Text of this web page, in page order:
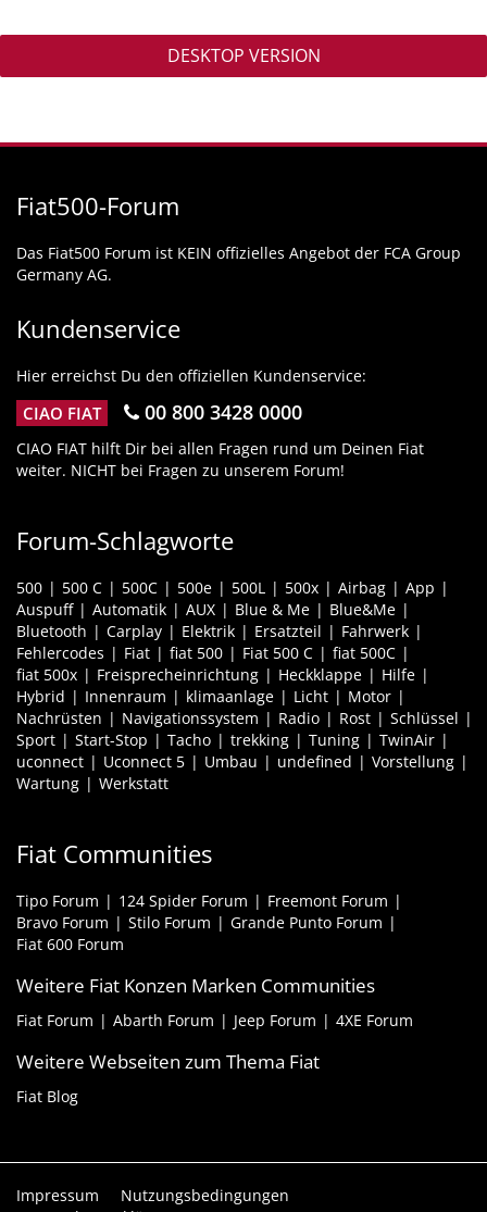
DESKTOP VERSION
Fiat500-Forum
Das Fiat500 Forum ist KEIN offizielles Angebot der FCA Group
Germany AG.
Kundenservice
Hier erreichst Du den offiziellen Kundenservice:
CIAO FIAT 00 800 3428 0000
CIAO FIAT hilft Dir bei allen Fragen rund um Deinen Fiat
weiter. NICHT bei Fragen zu unserem Forum!
Forum-Schlagworte
500 500 C 500C 500e 500L 500x Airbag
App
Auspuff
Automatik AUX Blue & Me
Blue&Me
Bluetooth
Carplay Elektrik Ersatzteil
Fahrwerk
Fehlercodes
Fiat fiat 500 Fiat 500 C
fiat 500C
fiat 500x
Freisprecheinrichtung Heckklappe
Hilfe
Hybrid
Innenraum klimaanlage Licht
Motor
Nachrüsten
Navigationssystem Radio Rost
Schlüssel
Sport
Start-Stop Tacho trekking Tuning
TwinAir
uconnect
Uconnect 5 Umbau undefined
Vorstellung
Wartung
Werkstatt
Fiat Communities
Tipo Forum 124 Spider Forum
Freemont Forum
Bravo Forum
Stilo Forum
Grande Punto Forum
Fiat 600 Forum
Weitere Fiat Konzen Marken Communities
Fiat Forum Abarth Forum Jeep Forum 4XE Forum
Weitere Webseiten zum Thema Fiat
Fiat Blog
Impressum
Nutzungsbedingungen